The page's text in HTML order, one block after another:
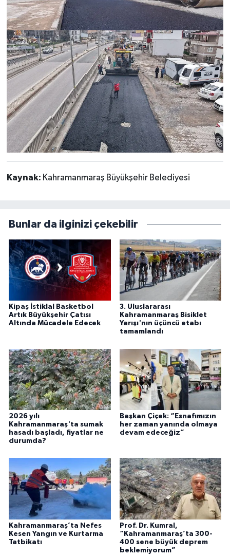
Kaynak: Kahramanmaraş Büyükşehir Belediyesi
Bunlar da ilginizi çekebilir
Kipaş İstiklal Basketbol
Artık Büyükşehir Çatısı
Altında Mücadele Edecek
3. Uluslararası
Kahramanmaraş Bisiklet
Yarışı'nın üçüncü etabı
tamamlandı
2026 yılı
Kahramanmaraş'ta sumak
hasadı başladı, fiyatlar ne
durumda?
Başkan Çiçek: “Esnafımızın
her zaman yanında olmaya
devam edeceğiz”
Kahramanmaraş’ta Nefes
Kesen Yangın ve Kurtarma
Tatbikatı
Prof. Dr. Kumral,
“Kahramanmaraş’ta 300-
400 sene büyük deprem
beklemiyorum”